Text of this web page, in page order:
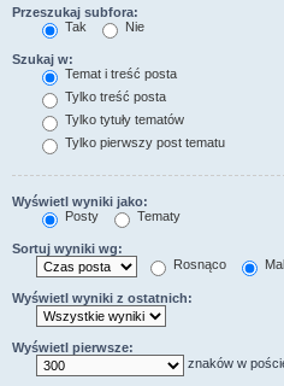
Przeszukaj subfora:
Tak
Nie
Szukaj w:
Temat i treść posta
Tylko treść posta
Tylko tytuły tematów
Tylko pierwszy post tematu
Wyświetl wyniki jako:
Posty
Tematy
Sortuj wyniki wg:
Rosnąco
Wyświetl wyniki z ostatnich:
Wyświetl pierwsze:
znaków w